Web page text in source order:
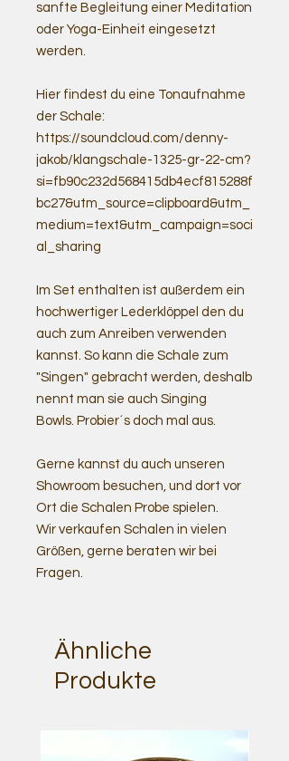
sanfte Begleitung einer Meditation
oder Yoga-Einheit eingesetzt
werden.
Hier findest du eine Tonaufnahme
der Schale:
https://soundcloud.com/denny-
jakob/klangschale-1325-gr-22-cm?
si=fb90c232d568415db4ecf815288f
bc27&utm_source=clipboard&utm_
medium=text&utm_campaign=soci
al_sharing
Im Set enthalten ist außerdem ein
hochwertiger Lederklöppel den du
auch zum Anreiben verwenden
kannst. So kann die Schale zum
"Singen" gebracht werden, deshalb
nennt man sie auch Singing
Bowls. Probier´s doch mal aus.
Gerne kannst du auch unseren
Showroom besuchen, und dort vor
Ort die Schalen Probe spielen.
Wir verkaufen Schalen in vielen
Größen, gerne beraten wir bei
Fragen.
Ähnliche
Produkte